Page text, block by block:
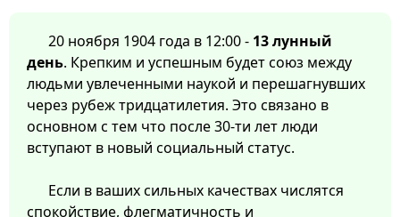
20 ноября 1904 года в 12:00 - 13 лунный
день. Крепким и успешным будет союз между
людьми увлеченными наукой и перешагнувших
через рубеж тридцатилетия. Это связано в
основном с тем что после 30-ти лет люди
вступают в новый социальный статус.
Если в ваших сильных качествах числятся
спокойствие, флегматичность и